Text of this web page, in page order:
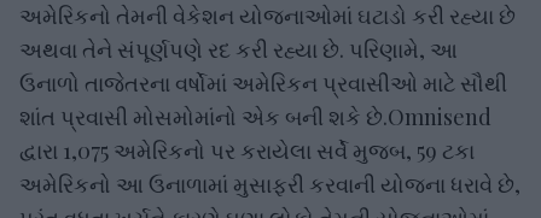
અમેરિકનો તેમની વેકેશન યોજનાઓમાં ઘટાડો કરી રહ્યા છે
અથવા તેને સંપૂર્ણપણે રદ કરી રહ્યા છે. પરિણામે, આ
ઉનાળો તાજેતરના વર્ષોમાં અમેરિકન પ્રવાસીઓ માટે સૌથી
શાંત પ્રવાસી મોસમોમાંનો એક બની શકે છે.Omnisend
દ્વારા 1,075 અમેરિકનો પર કરાયેલા સર્વે મુજબ, 59 ટકા
અમેરિકનો આ ઉનાળામાં મુસાફરી કરવાની યોજના ધરાવે છે,